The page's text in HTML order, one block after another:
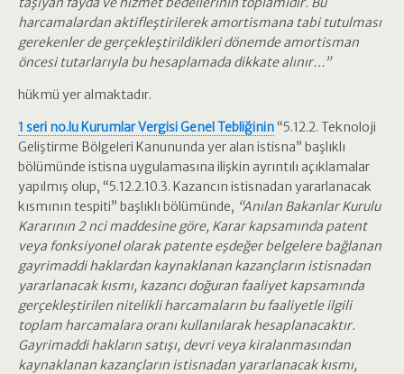
harcamalardan aktifleştirilerek amortismana tabi tutulması
gerekenler de gerçekleştirildikleri dönemde amortisman
öncesi tutarlarıyla bu hesaplamada dikkate alınır…”
hükmü yer almaktadır.
1 seri no.lu Kurumlar Vergisi Genel Tebliğinin “5.12.2. Teknoloji
Geliştirme Bölgeleri Kanununda yer alan istisna” başlıklı
bölümünde istisna uygulamasına ilişkin ayrıntılı açıklamalar
yapılmış olup, “5.12.2.10.3. Kazancın istisnadan yararlanacak
kısmının tespiti” başlıklı bölümünde, “Anılan Bakanlar Kurulu
Kararının 2 nci maddesine göre, Karar kapsamında patent
veya fonksiyonel olarak patente eşdeğer belgelere bağlanan
gayrimaddi haklardan kaynaklanan kazançların istisnadan
yararlanacak kısmı, kazancı doğuran faaliyet kapsamında
gerçekleştirilen nitelikli harcamaların bu faaliyetle ilgili
toplam harcamalara oranı kullanılarak hesaplanacaktır.
Gayrimaddi hakların satışı, devri veya kiralanmasından
kaynaklanan kazançların istisnadan yararlanacak kısmı,